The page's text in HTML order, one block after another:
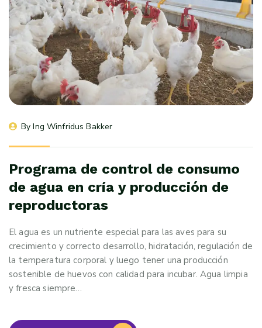
By Ing Winfridus Bakker
Programa de control de consumo
de agua en cría y producción de
reproductoras
El agua es un nutriente especial para las aves para su
crecimiento y correcto desarrollo, hidratación, regulación de
la temperatura corporal y luego tener una producción
sostenible de huevos con calidad para incubar. Agua limpia
y fresca siempre…